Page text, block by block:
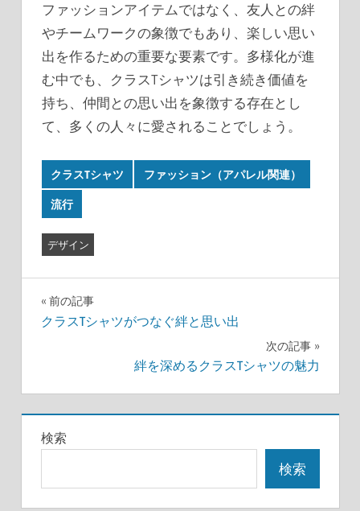
ファッションアイテムではなく、友人との絆
やチームワークの象徴でもあり、楽しい思い
出を作るための重要な要素です。多様化が進
む中でも、クラスTシャツは引き続き価値を
持ち、仲間との思い出を象徴する存在とし
て、多くの人々に愛されることでしょう。
クラスTシャツ ファッション（アパレル関連）
流行
デザイン
投
ビ
ゲ
シ
前の記事
クラスTシャツがつなぐ絆と思い出
次の記事
絆を深めるクラスTシャツの魅力
検索
検索